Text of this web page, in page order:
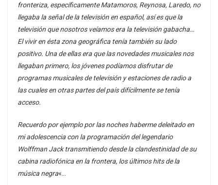
fronteriza, específicamente Matamoros, Reynosa, Laredo, no
llegaba la señal de la televisión en español, así es que la
televisión que nosotros veíamos era la televisión gabacha…
El vivir en ésta zona geográfica tenía también su lado
positivo. Una de ellas era que las novedades musicales nos
llegaban primero, los jóvenes podíamos disfrutar de
programas musicales de televisión y estaciones de radio a
las cuales en otras partes del país difícilmente se tenía
acceso.
Recuerdo por ejemplo por las noches haberme deleitado en
mi adolescencia con la programación del legendario
Wolffman Jack transmitiendo desde la clandestinidad de su
cabina radiofónica en la frontera, los últimos hits de la
música negra«…